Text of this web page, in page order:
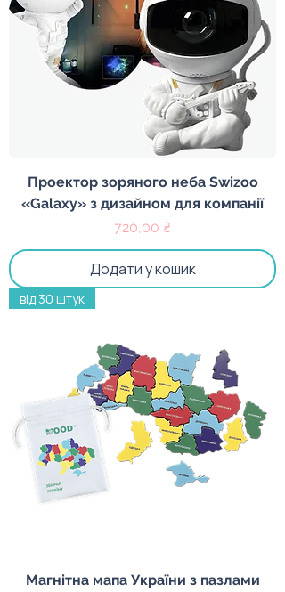
Проектор зоряного неба Swizoo
«Galaxy» з дизайном для компанії
Ціна
720,00 ₴
Додати у кошик
від 30 штук
Магнітна мапа України з пазлами